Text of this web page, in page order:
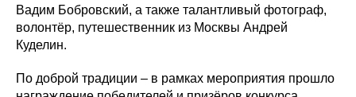
Вадим Бобровский, а также талантливый фотограф,
волонтёр, путешественник из Москвы Андрей
Куделин.
По доброй традиции – в рамках мероприятия прошло